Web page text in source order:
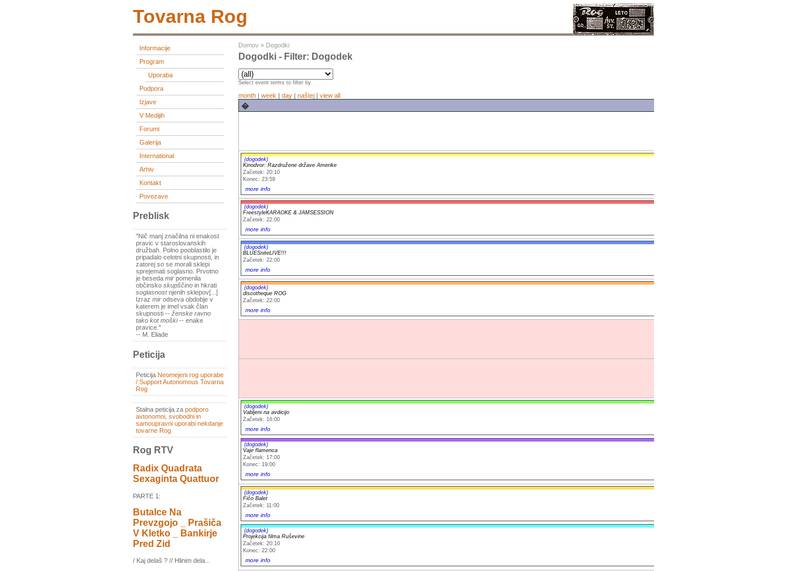
Tovarna Rog
Informacije
Program
Uporaba
Podpora
Izjave
V Medijih
Forumi
Galerija
International
Arhiv
Kontakt
Povezave
Preblisk
"Nič manj značilna ni enakost
pravic v staroslovanskih
družbah. Polno pooblastilo je
pripadalo celotni skupnosti, in
zatorej so se morali sklepi
sprejemati soglasno. Prvotno
je beseda mir pomenila
občinsko skupščino in hkrati
soglasnostnjenih sklepov[...]
Izraz mir odseva obdobje v
katerem je imel vsak član
skupnosti -- ženske ravno
tako kot moški-- enake
pravice."
-- M. Eliade
Peticija
Peticija Neomejeni rog uporabe
/ Support Autonomous Tovarna
Rog
Stalna peticija za podporo
avtonomni, svobodni in
samoupravni uporabi nekdanje
tovarne Rog
Rog RTV
Radix Quadrata
Sexaginta Quattuor
PARTE 1:
Butalce Na
Prevzgojo _ Prašiča
V Kletko _ Bankirje
Pred Zid
/ Kaj delaš ? // Hlinim dela...
Domov » Dogodki
Dogodki - Filter: Dogodek
Select event terms to filter by
month | week | day | naštej | view all
�
(dogodek)
Kinodvor: Razdružene države Amerike
Začetek: 20:10
Konec: 23:59
more info
(dogodek)
FreestyleKARAOKE & JAMSESSION
Začetek: 22:00
more info
(dogodek)
BLUESniteLIVE!!!
Začetek: 22:00
more info
(dogodek)
discotheque ROG
Začetek: 22:00
more info
(dogodek)
Vabljeni na avdicijo
Začetek: 16:00
more info
(dogodek)
Vaje flamenca
Začetek: 17:00
Konec: 19:00
more info
(dogodek)
Fičo Balet
Začetek: 11:00
more info
(dogodek)
Projekcija filma Ruševine
Začetek: 20:10
Konec: 22:00
more info